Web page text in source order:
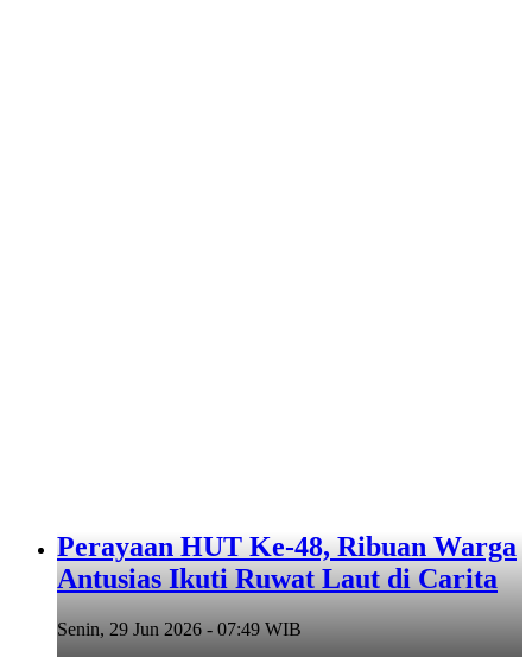
Perayaan HUT Ke-48, Ribuan Warga
Antusias Ikuti Ruwat Laut di Carita
Senin, 29 Jun 2026 - 07:49 WIB